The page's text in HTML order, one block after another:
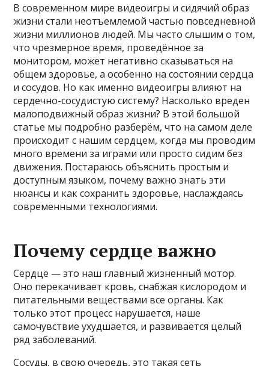
В современном мире видеоигры и сидячий образ
жизни стали неотъемлемой частью повседневной
жизни миллионов людей. Мы часто слышим о том,
что чрезмерное время, проведённое за
монитором, может негативно сказываться на
общем здоровье, а особенно на состоянии сердца
и сосудов. Но как именно видеоигры влияют на
сердечно-сосудистую систему? Насколько вреден
малоподвижный образ жизни? В этой большой
статье мы подробно разберём, что на самом деле
происходит с нашим сердцем, когда мы проводим
много времени за играми или просто сидим без
движения. Постараюсь объяснить простым и
доступным языком, почему важно знать эти
нюансы и как сохранить здоровье, наслаждаясь
современными технологиями.
Почему сердце важно
Сердце — это наш главный жизненный мотор.
Оно перекачивает кровь, снабжая кислородом и
питательными веществами все органы. Как
только этот процесс нарушается, наше
самочувствие ухудшается, и развивается целый
ряд заболеваний.
Сосуды, в свою очередь, это такая сеть